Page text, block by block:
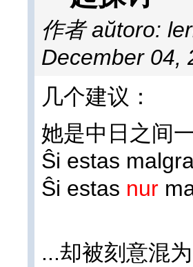
作者 aŭtoro:
December 04,
几个建议：
她是中日之间
Ŝi estas
Ŝi estas nur
...却被刻意混为